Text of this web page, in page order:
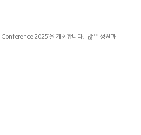
2025’을 개최합니다. 많은 성원과